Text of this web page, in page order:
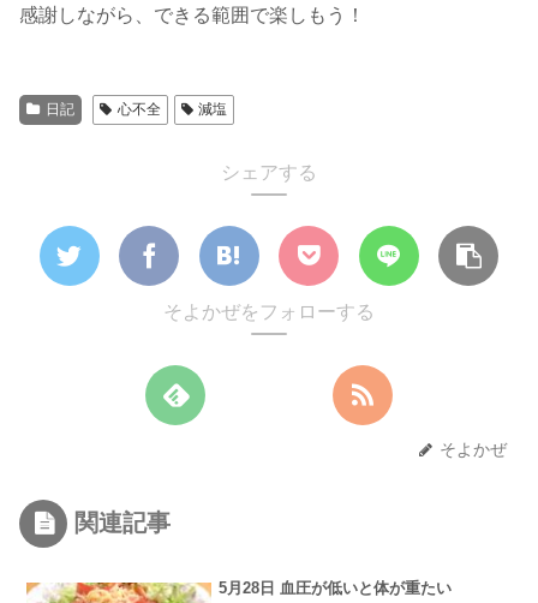
感謝しながら、できる範囲で楽しもう！
日記 心不全 減塩
シェアする
そよかぜをフォローする
そよかぜ
関連記事
5月28日 血圧が低いと体が重たい